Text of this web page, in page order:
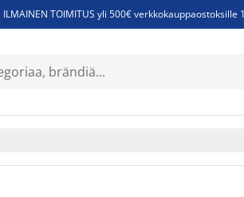
ILMAINEN TOIMITUS yli 500€ verkkokauppaostoksille
Sijauspatjoja - Säästä jopa 60%